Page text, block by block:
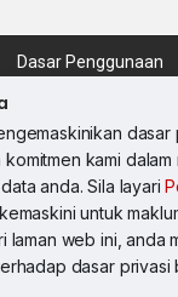
dasar
kami dalam
anda. Sila layari
untuk
laman web ini, anda
dasar privasi
Dasar Penggunaan
Sdn. Bhd.
(920667-W)
terpelihara